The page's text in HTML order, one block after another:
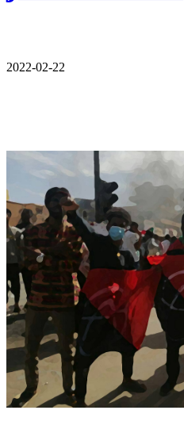
2022-02-22